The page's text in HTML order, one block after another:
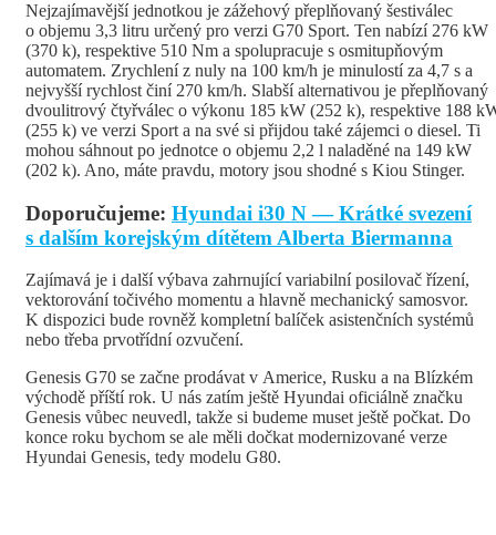
Nejzajímavější jednotkou je zážehový přeplňovaný šestiválec
o objemu 3,3 litru určený pro verzi G70 Sport. Ten nabízí 276 kW
(370 k), respektive 510 Nm a spolupracuje s osmitupňovým
automatem. Zrychlení z nuly na 100 km/h je minulostí za 4,7 s a
nejvyšší rychlost činí 270 km/h. Slabší alternativou je přeplňovaný
dvoulitrový čtyřválec o výkonu 185 kW (252 k), respektive 188
(255 k) ve verzi Sport a na své si přijdou také zájemci o diesel. Ti
mohou sáhnout po jednotce o objemu 2,2 l naladěné na 149 kW
(202 k). Ano, máte pravdu, motory jsou shodné s Kiou Stinger.
Doporučujeme: Hyundai i30 N — Krátké svezení
s dalším korejským dítětem Alberta Biermanna
Zajímavá je i další výbava zahrnující variabilní posilovač řízení,
vektorování točivého momentu a hlavně mechanický samosvor.
K dispozici bude rovněž kompletní balíček asistenčních systémů
nebo třeba prvotřídní ozvučení.
Genesis G70 se začne prodávat v Americe, Rusku a na Blízkém
východě příští rok. U nás zatím ještě Hyundai oficiálně značku
Genesis vůbec neuvedl, takže si budeme muset ještě počkat. Do
konce roku bychom se ale měli dočkat modernizované verze
Hyundai Genesis, tedy modelu G80.